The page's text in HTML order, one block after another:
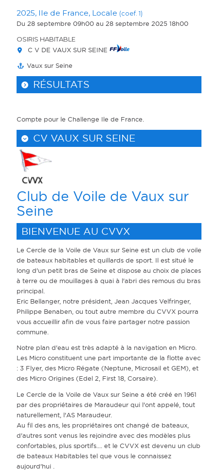
2025, Ile de France, Locale (coef. 1)
Du 28 septembre 09h00 au 28 septembre 2025 18h00
OSIRIS HABITABLE
C V DE VAUX SUR SEINE
Vaux sur Seine
RÉSULTATS
Compte pour le Challenge Ile de France.
CV VAUX SUR SEINE
Club de Voile de Vaux sur
Seine
BIENVENUE AU CVVX
Le Cercle de la Voile de Vaux sur Seine est un club de voile
de bateaux habitables et quillards de sport. Il est situé le
long d'un petit bras de Seine et dispose au choix de places
à terre ou de mouillages à quai à l'abri des remous du bras
principal.
Eric Bellanger, notre président, Jean Jacques Velfringer,
Philippe Benaben, ou tout autre membre du CVVX pourra
vous accueillir afin de vous faire partager notre passion
commune.
Notre plan d'eau est très adapté à la navigation en Micro.
Les Micro constituent une part importante de la flotte avec
: 3 Flyer, des Micro Régate (Neptune, Microsail et GEM), et
des Micro Origines (Edel 2, First 18, Corsaire).
Le Cercle de la Voile de Vaux sur Seine a été créé en 1961
par des propriétaires de Maraudeur qui l'ont appelé, tout
naturellement, l'AS Maraudeur.
Au fil des ans, les propriétaires ont changé de bateaux,
d'autres sont venus les rejoindre avec des modèles plus
confortables, plus sportifs.... et le CVVX est devenu un club
de bateaux Habitables tel que vous le connaissez
aujourd'hui .